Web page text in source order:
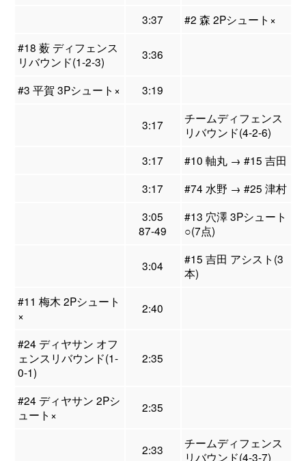
3:37
#2 森 2Pシュート×
#18 薮 ディフェンス
リバウンド(1-2-3)
3:36
#3 平賀 3Pシュート× 3:19
3:17
チームディフェンス
リバウンド(4-2-6)
3:17
#10 軸丸 → #15 吉田
3:17
#74 水野 → #25 津村
3:05
87-49
#13 穴澤 3Pシュート
○(7点)
3:04
#15 吉田 アシスト(3
本)
#11 梅木 2Pシュート
×
2:40
#24 ディヤサン オフ
ェンスリバウンド(1-
0-1)
2:35
#24 ディヤサン 2Pシ
ュート×
2:35
2:33
チームディフェンス
リバウンド(4-3-7)